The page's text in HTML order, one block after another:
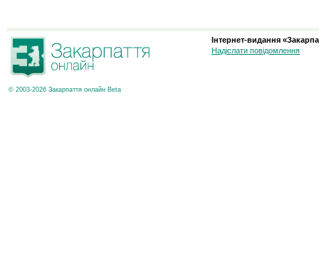
© 2003-2026 Закарпаття онлайн Beta
Інтернет-видання
Надіслати повідомлення